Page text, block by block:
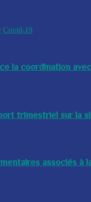
Covid-19
la coordination
trimestriel sur la
associés à